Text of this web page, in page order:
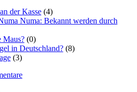
der Kasse(4)
Numa: Bekannt werden durch
Maus?(0)
in Deutschland?(8)
(3)